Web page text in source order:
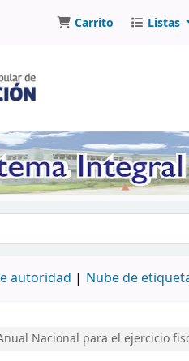
Carrito Listas
en el catálogo por
autoridad Nube de
Nacional para el ejercicio